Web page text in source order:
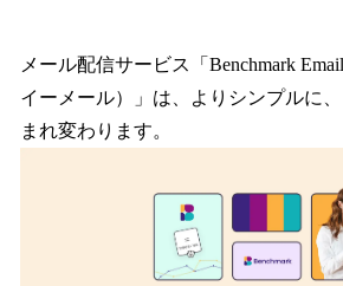
！
読
メール配信サービス「Benchmark
イーメール）」は、よりシンプルに
まれ変わります。